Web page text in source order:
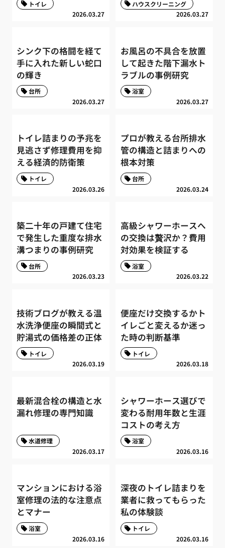
2026.03.27
トイレ
2026.03.27
ハウスクリーニング
シンク下の格闘を経て
手に入れた新しい蛇口
の輝き
2026.03.27
台所
お風呂の不具合を放置
して起きた階下漏水ト
ラブルの事例研究
2026.03.27
浴室
トイレ詰まりの予兆を
見逃さず修理費用を抑
える経済的防衛策
2026.03.26
トイレ
プロが教える台所排水
管の構造と詰まりへの
根本対策
2026.03.24
台所
築二十年の戸建て住宅
で発生した重度な排水
溝つまりの事例研究
2026.03.23
台所
高級シャワーホースへ
の交換は贅沢か？費用
対効果を検証する
2026.03.22
浴室
技術ブログが教える温
水洗浄便座の瞬間式と
貯湯式の価格差の正体
2026.03.19
トイレ
便座だけ交換するかト
イレごと変えるか迷っ
た時の判断基準
2026.03.18
トイレ
最新混合栓の構造と水
漏れ修理の専門知識
2026.03.17
水道修理
シャワーホース選びで
変わる耐用年数と生涯
コストの考え方
2026.03.16
浴室
マンションにおける浴
室修理の法的な注意点
とマナー
2026.03.16
浴室
深夜のトイレ詰まりを
業者に救ってもらった
私の体験談
2026.03.16
トイレ